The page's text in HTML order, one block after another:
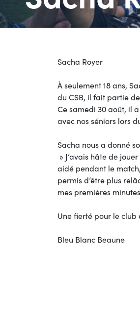
Sacha Royer
À seulement 18 ans,
du CSB, il fait partie
Ce samedi 30 août, il
avec nos séniors lors
Sacha nous a donné
» J’avais hâte de
aidé pendant le
permis d’être plus
mes premières
Une fierté pour le club
Bleu Blanc Beaune